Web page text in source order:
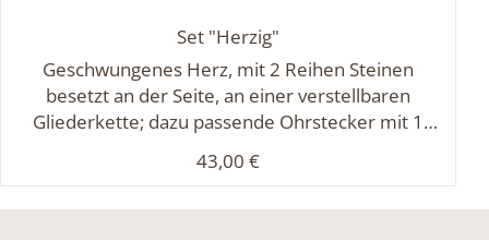
Set "Herzig"
Geschwungenes Herz, mit 2 Reihen Steinen
besetzt an der Seite, an einer verstellbaren
Gliederkette; dazu passende Ohrstecker mit 1
Regulärer Preis:
43,00 €